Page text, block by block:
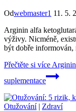
Odwebmaster1 11. 5.
Arginin alfa
výživy. Nicméně,
být dobře informován,
Přečtěte si více
suplementace
Otužování| Zdraví